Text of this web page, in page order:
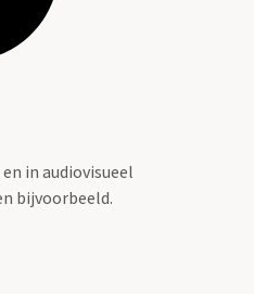
in audiovisueel
bijvoorbeeld.